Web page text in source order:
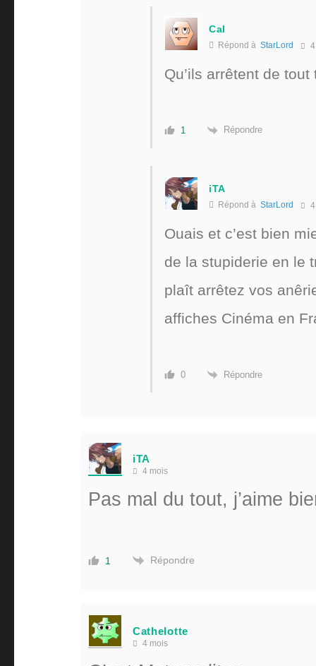
Cal
Répond à StarLord
Qu’ils arrêtent de
1 Répondre
iTA
Répond à StarLord
Ouais et c’est bien
de la stupiderie en le
plaît arrêtez vos
affiches Cinéma en
0 Répondre
iTA
4 mois
Pas mal du tout, j’aime
1 Répondre
Cathelotte
4 mois